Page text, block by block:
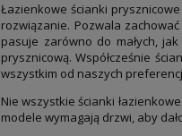
Łazienkowe ścianki
rozwiązanie. Pozwala
pasuje zarówno do małych,
prysznicową. Współcześnie
wszystkim od naszych
Nie wszystkie ścianki
modele wymagają drzwi, aby